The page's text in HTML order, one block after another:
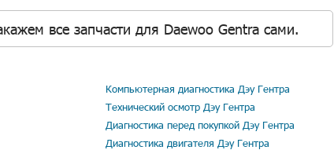
все запчасти для Daewoo Gentra сами.
Компьютерная диагностика Дэу Гентра
Технический осмотр Дэу Гентра
Диагностика перед покупкой Дэу Гентра
Диагностика двигателя Дэу Гентра